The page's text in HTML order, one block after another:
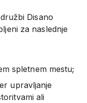
Disano
za naslednje
spletnem mestu;
upravljanje
ali